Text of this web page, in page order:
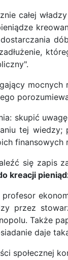
całej
skupić
tej wiedzy;
finansowych
się zapis
kreacji
przez
Także
daje
społecznej